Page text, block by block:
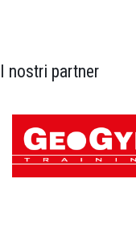
I nostri partner